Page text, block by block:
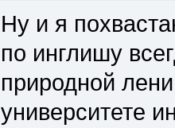
Ну и я
по инглишу
природной
университете